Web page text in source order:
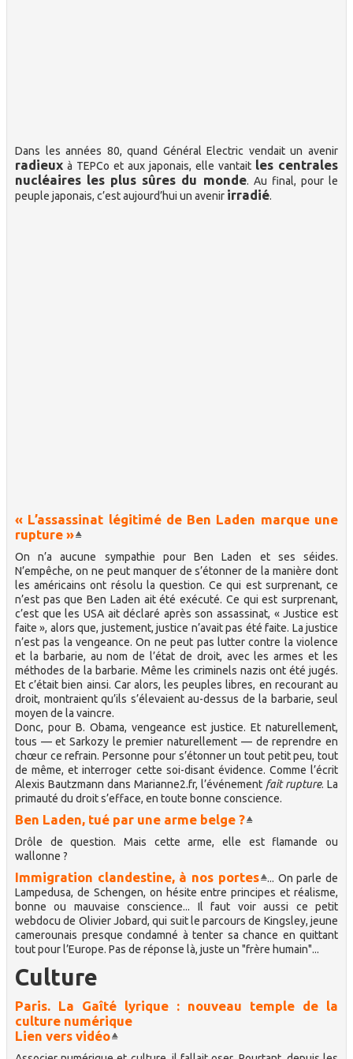
Dans les années 80, quand Général Electric vendait un avenir
radieux à TEPCo et aux japonais, elle vantait les centrales
nucléaires les plus sûres du monde. Au final, pour le
peuple japonais, c’est aujourd’hui un avenir irradié.
« L’assassinat légitimé de Ben Laden marque une
rupture »
On n’a aucune sympathie pour Ben Laden et ses séides.
N’empêche, on ne peut manquer de s’étonner de la manière dont
les américains ont résolu la question. Ce qui est surprenant, ce
n’est pas que Ben Laden ait été exécuté. Ce qui est surprenant,
c’est que les USA ait déclaré après son assassinat, « Justice est
faite », alors que, justement, justice n’avait pas été faite. La justice
n’est pas la vengeance. On ne peut pas lutter contre la violence
et la barbarie, au nom de l’état de droit, avec les armes et les
méthodes de la barbarie. Même les criminels nazis ont été jugés.
Et c’était bien ainsi. Car alors, les peuples libres, en recourant au
droit, montraient qu’ils s’élevaient au-dessus de la barbarie, seul
moyen de la vaincre.
Donc, pour B. Obama, vengeance est justice. Et naturellement,
tous — et Sarkozy le premier naturellement — de reprendre en
chœur ce refrain. Personne pour s’étonner un tout petit peu, tout
de même, et interroger cette soi-disant évidence. Comme l’écrit
Alexis Bautzmann dans Marianne2.fr, l’événement fait rupture. La
primauté du droit s’efface, en toute bonne conscience.
Ben Laden, tué par une arme belge ?
Drôle de question. Mais cette arme, elle est flamande ou
wallonne ?
Immigration clandestine, à nos portes
... On parle de
Lampedusa, de Schengen, on hésite entre principes et réalisme,
bonne ou mauvaise conscience... Il faut voir aussi ce petit
webdocu de Olivier Jobard, qui suit le parcours de Kingsley, jeune
camerounais presque condamné à tenter sa chance en quittant
tout pour l’Europe. Pas de réponse là, juste un "frère humain"...
Culture
Paris. La Gaîté lyrique : nouveau temple de la
culture numérique
Lien vers vidéo